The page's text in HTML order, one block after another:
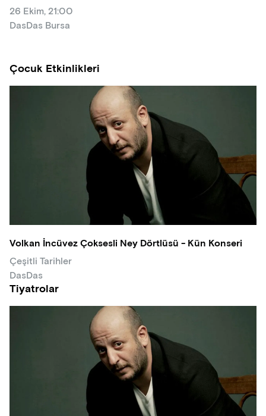
26 Ekim, 21:00
DasDas Bursa
Çocuk Etkinlikleri
Volkan İncüvez Çoksesli Ney Dörtlüsü - Kün Konseri
Çeşitli Tarihler
DasDas
Tiyatrolar